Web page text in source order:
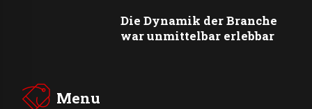
Die Dynamik der Branche
war unmittelbar erlebbar
Menu